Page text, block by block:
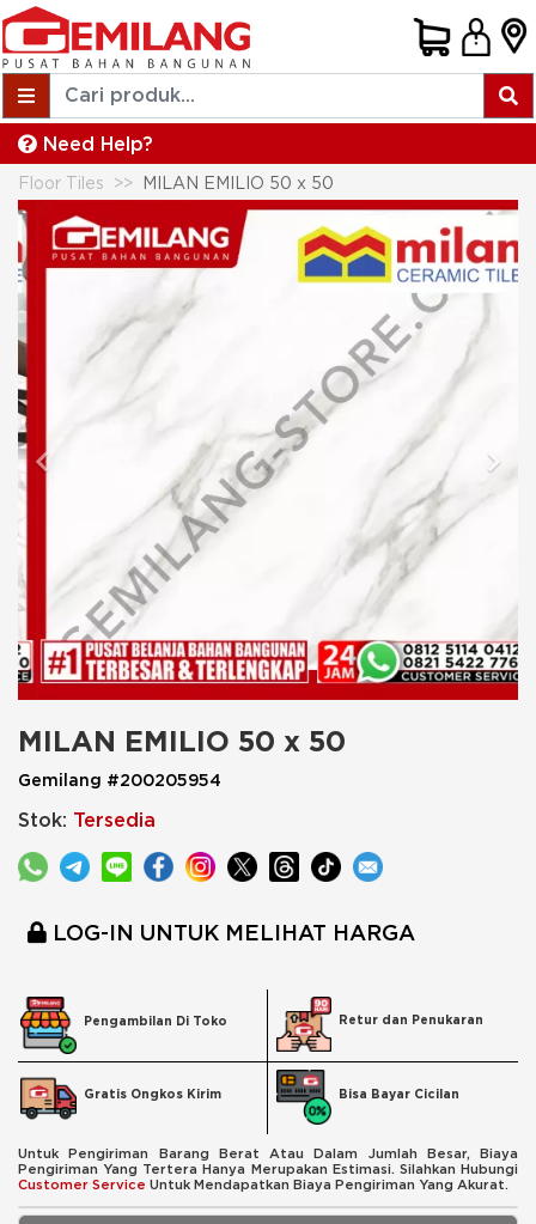
Need Help?
Floor Tiles MILAN EMILIO 50 x 50
Previous Next
MILAN EMILIO 50 x 50
Gemilang #200205954
Stok: Tersedia
LOG-IN UNTUK MELIHAT HARGA
Pengambilan Di Toko Retur dan Penukaran
Gratis Ongkos Kirim Bisa Bayar Cicilan
Untuk Pengiriman Barang Berat Atau Dalam Jumlah Besar, Biaya
Pengiriman Yang Tertera Hanya Merupakan Estimasi. Silahkan Hubungi
Customer Service Untuk Mendapatkan Biaya Pengiriman Yang Akurat.